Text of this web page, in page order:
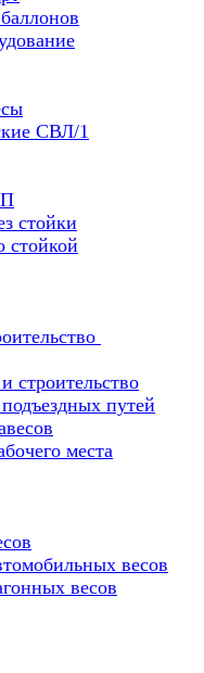
СВЛ/1
стойки
стойкой
строительство
путей
места
весов
весов